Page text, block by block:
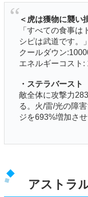
＜虎は獲物に襲い
「すべての食事
シピは武道です。」
クールダウン
エネルギーコスト:
・ステラバースト
敵全体に攻撃力
る。火/雷/光の障
ジを693%増加させ
アストラ